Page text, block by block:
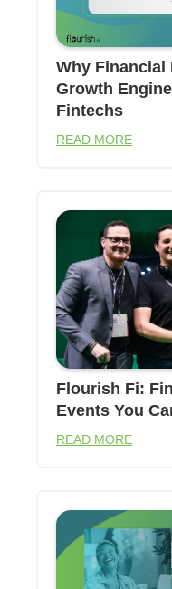
Why Financial
Growth
Fintechs
READ MORE
Flourish Fi:
Events You
READ MORE